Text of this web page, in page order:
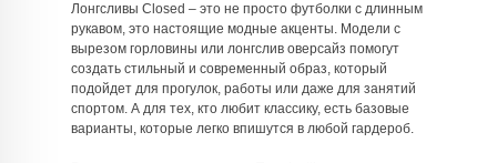
Лонгсливы Closed – это не просто футболки с длинным
рукавом, это настоящие модные акценты. Модели с
вырезом горловины или лонгслив оверсайз помогут
создать стильный и современный образ, который
подойдет для прогулок, работы или даже для занятий
спортом. А для тех, кто любит классику, есть базовые
варианты, которые легко впишутся в любой гардероб.